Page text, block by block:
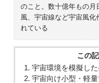
のこと。数十億年もの
風、宇宙線など宇宙風化
れている
この
宇宙環境を模擬し
宇宙向け小型・軽